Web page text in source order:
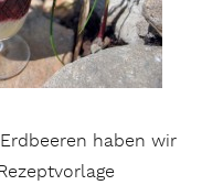
haben wir